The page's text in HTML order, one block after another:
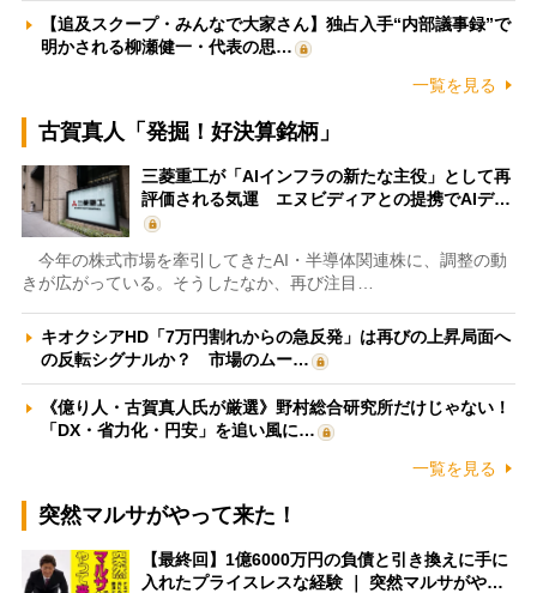
【追及スクープ・みんなで大家さん】独占入手“内部議事録”で
明かされる柳瀬健一・代表の思…
一覧を見る
古賀真人「発掘！好決算銘柄」
三菱重工が「AIインフラの新たな主役」として再
評価される気運 エヌビディアとの提携でAIデ…
今年の株式市場を牽引してきたAI・半導体関連株に、調整の動
きが広がっている。そうしたなか、再び注目…
キオクシアHD「7万円割れからの急反発」は再びの上昇局面へ
の反転シグナルか？ 市場のムー…
《億り人・古賀真人氏が厳選》野村総合研究所だけじゃない！
「DX・省力化・円安」を追い風に…
一覧を見る
突然マルサがやって来た！
【最終回】1億6000万円の負債と引き換えに手に
入れたプライスレスな経験 ｜ 突然マルサがや…